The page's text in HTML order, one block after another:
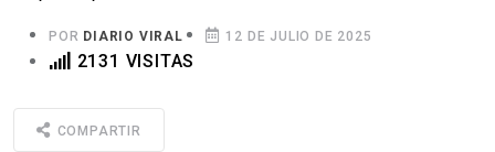
POR DIARIO VIRAL 12 DE JULIO DE 2025
2131 VISITAS
COMPARTIR